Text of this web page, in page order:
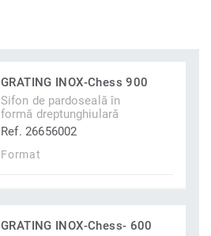
GRATING INOX-Chess 900
Sifon de pardoseală în
formă dreptunghiulară
Ref. 26656002
Format
GRATING INOX-Chess- 600